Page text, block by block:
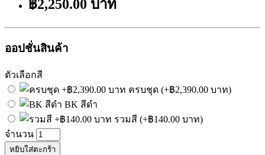
฿2,250.00 บาท
ออปชั่นสินค้า
ตัวเลือกสี
ครบชุด (+฿2,390.00 บาท)
BK สีดำ
รวมสี (+฿140.00 บาท)
จำนวน
หยิบใส่ตะกร้า